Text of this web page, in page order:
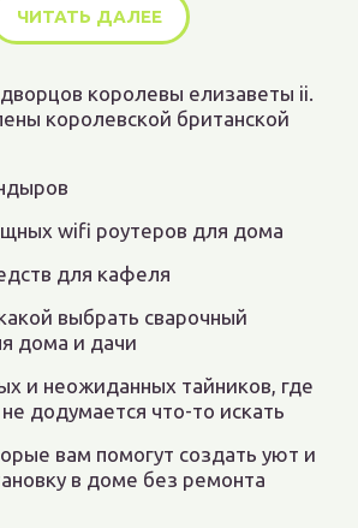
ЧИТАТЬ ДАЛЕЕ
королевы елизаветы ii.
королевской британской
wifi роутеров для дома
для кафеля
выбрать сварочный
дома и дачи
и неожиданных тайников, где
додумается что-то искать
вам помогут создать уют и
в доме без ремонта